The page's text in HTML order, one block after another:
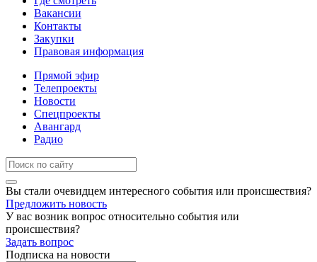
Вакансии
Контакты
Закупки
Правовая информация
Прямой эфир
Телепроекты
Новости
Спецпроекты
Авангард
Радио
Вы стали очевидцем интересного события или происшествия?
Предложить новость
У вас возник вопрос относительно события или
происшествия?
Задать вопрос
Подписка на новости